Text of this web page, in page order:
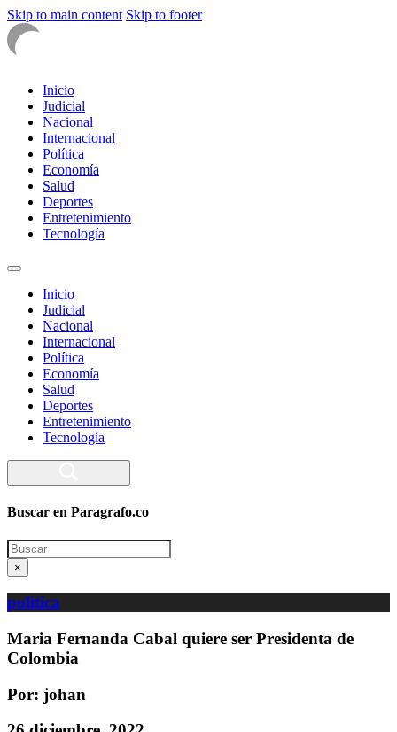
Skip to main content Skip to footer
Inicio
Judicial
Nacional
Internacional
Política
Economía
Salud
Deportes
Entretenimiento
Tecnología
Inicio
Judicial
Nacional
Internacional
Política
Economía
Salud
Deportes
Entretenimiento
Tecnología
Buscar en Paragrafo.co
Search
×
política
Maria Fernanda Cabal quiere ser Presidenta de
Colombia
Por: johan